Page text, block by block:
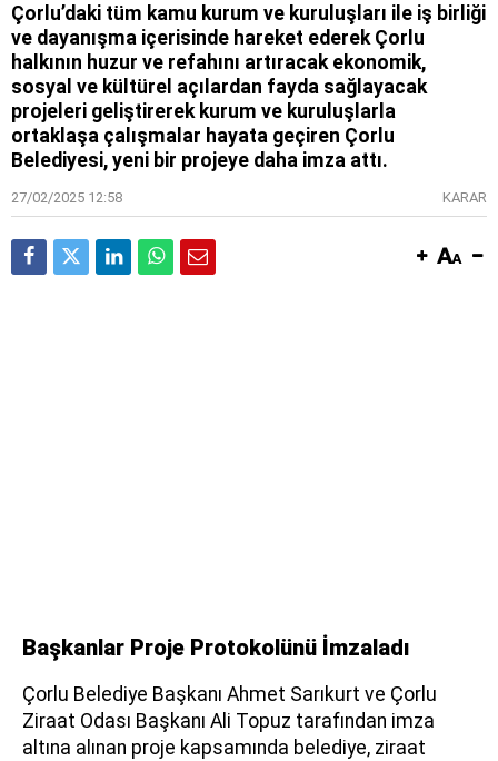
Çorlu’daki tüm kamu kurum ve kuruluşları ile iş birliği
ve dayanışma içerisinde hareket ederek Çorlu
halkının huzur ve refahını artıracak ekonomik,
sosyal ve kültürel açılardan fayda sağlayacak
projeleri geliştirerek kurum ve kuruluşlarla
ortaklaşa çalışmalar hayata geçiren Çorlu
Belediyesi, yeni bir projeye daha imza attı.
27/02/2025 12:58 KARAR
Başkanlar Proje Protokolünü İmzaladı
Çorlu Belediye Başkanı Ahmet Sarıkurt ve Çorlu
Ziraat Odası Başkanı Ali Topuz tarafından imza
altına alınan proje kapsamında belediye, ziraat